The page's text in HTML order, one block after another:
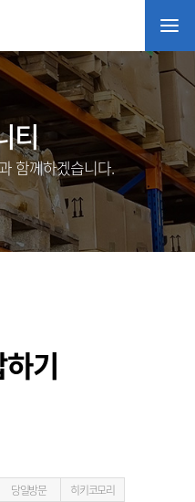
티
함께하겠습니다.
기
당일방문
히키코모리